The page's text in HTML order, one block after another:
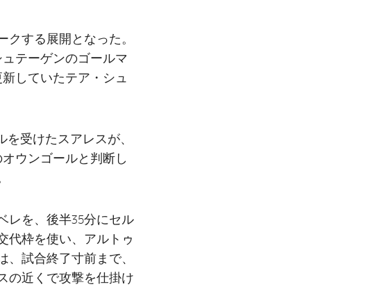
する展開となった。
テーゲンのゴールマ
していたテア・シュ
受けたスアレスが、
ウンゴールと判断し
レを、後半35分にセル
代枠を使い、アルトゥ
試合終了寸前まで、
の近くで攻撃を仕掛け